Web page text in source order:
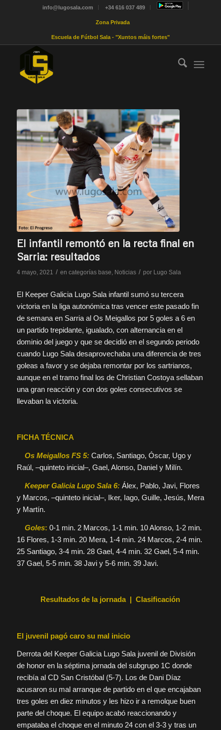
info@lugosala.com +34 616 037 489
Zona Privada
Escuela de Fútbol Sala - "Xuntos máis fortes"
El infantil remontó en la recta final en
Sarria: resultados
4 mayo, 2021 / en categorías base, Noticias / por Lugo Sala
El Keeper Galicia Lugo Sala infantil sumó su tercera
victoria en la liga autonómica tras vencer este pasado fin
de semana en Sarria al Os Meigallos por 5 goles a 6 en
un partido trepidante, igualado, con alternancia en el
dominio del juego y que se decidió en el segundo periodo
cuando Lugo Sala desaprovechaba una diferencia de tres
goleas a favor y se dejaba remontar por los sartrianos,
aunque en el tramo final los de Christian Costoya sellaban
una gran reacción y con dos goles consecutivos se
llevaban la victoria.
FICHA TÉCNICA
Os Meigallos FS 5: Carlos, Santiago, Óscar, Ugo y
Raúl, –quinteto inicial–, Gael, Alonso, Daniel y Milín.
Keeper Galicia Lugo Sala 6: Álex, Pablo, Javi, Flores
y Marcos, –quinteto inicial–, Iker, Iago, Guille, Jesús, Mera
y Martín.
Goles: 0-1 min. 2 Marcos, 1-1 min. 10 Alonso, 1-2 min.
16 Flores, 1-3 min. 20 Mera, 1-4 min. 24 Marcos, 2-4 min.
25 Santiago, 3-4 min. 28 Gael, 4-4 min. 32 Gael, 5-4 min.
37 Gael, 5-5 min. 38 Javi y 5-6 min. 39 Javi.
Resultados de la jornada | Clasificación
El juvenil pagó caro su mal inicio
Derrota del Keeper Galicia Lugo Sala juvenil de División
de honor en la séptima jornada del subgrupo 1C donde
recibía al CD San Cristóbal (5-7). Los de Dani Díaz
acusaron su mal arranque de partido en el que encajaban
tres goles en diez minutos y les hizo ir a remolque buen
parte del choque. El equipo acabó reaccionando y
empataba el choque en el minuto 24 con el 3-3 y tras un